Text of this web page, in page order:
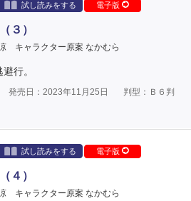
試し読みをする 電子版
３）
キャラクター原案 なかむら
行。
発売日：2023年11月25日 判型：Ｂ６判
試し読みをする 電子版
４）
キャラクター原案 なかむら